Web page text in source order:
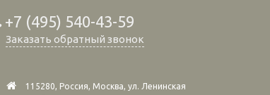
+7 (495) 540-43-59
Заказать обратный звонок
115280, Россия, Москва, ул. Ленинская